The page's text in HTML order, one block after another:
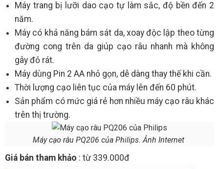
Máy trang bị lưỡi dao cạo tự làm sắc, độ bền đến 2
năm.
Máy có khả năng bám sát da, xoay độc lập theo từng
đường cong trên da giúp cạo râu nhanh mà không
gây đỏ rát.
Máy dùng Pin 2 AA nhỏ gọn, dễ dàng thay thế khi cần.
Thời lượng cạo liên tục của máy lên đến 60 phút.
Sản phẩm có mức giá rẻ hơn nhiều máy cạo râu khác
trên thị trường.
Máy cạo râu PQ206 của Philips. Ảnh Internet
Giá bán tham khảo : từ 339.000đ